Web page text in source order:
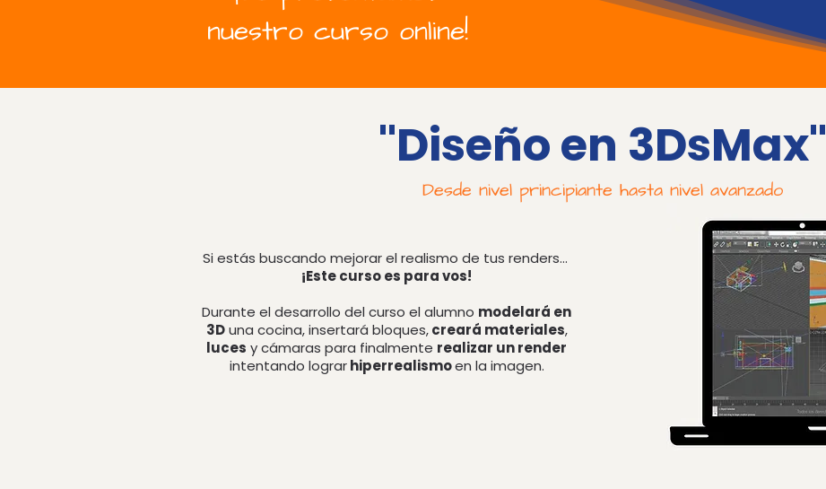
nuestro curso online!
"Diseño en 3DsMax"
Desde nivel principiante hasta nivel avanzado
Si estás buscando mejorar el realismo de tus renders...
¡Este curso es para vos!
Durante el desarrollo del curso el alumno modelará en
3Duna cocina, insertará bloques,creará materiales,
luces y cámaras para finalmente realizar un render
intentando lograrhiperrealismoen la imagen.